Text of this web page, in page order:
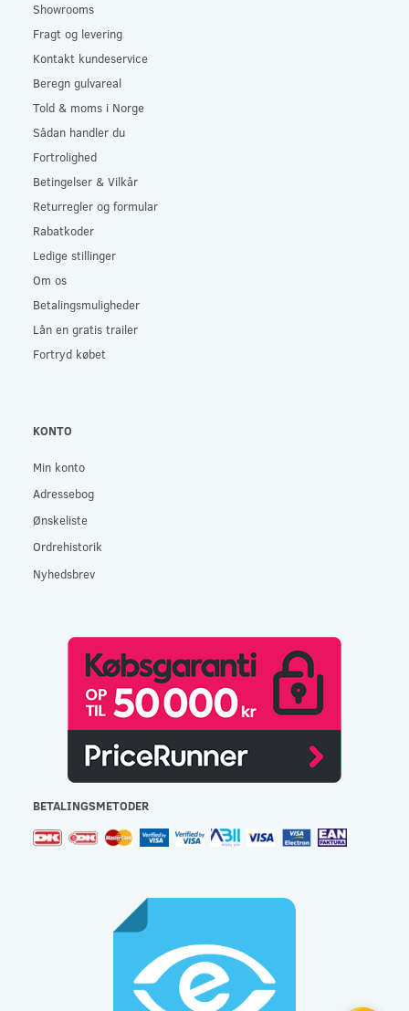
Showrooms
Fragt og levering
Kontakt kundeservice
Beregn gulvareal
Told & moms i Norge
Sådan handler du
Fortrolighed
Betingelser & Vilkår
Returregler og formular
Rabatkoder
Ledige stillinger
Om os
Betalingsmuligheder
Lån en gratis trailer
Fortryd købet
KONTO
Min konto
Adressebog
Ønskeliste
Ordrehistorik
Nyhedsbrev
BETALINGSMETODER